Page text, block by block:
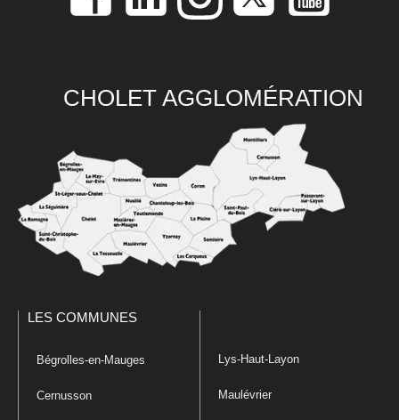
CHOLET AGGLOMÉRATION
LES COMMUNES
Bégrolles-en-Mauges
Cernusson
Lys-Haut-Layon
Maulévrier